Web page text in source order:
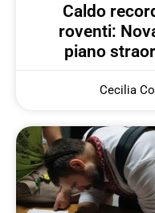
Caldo
roventi:
piano
Cecilia